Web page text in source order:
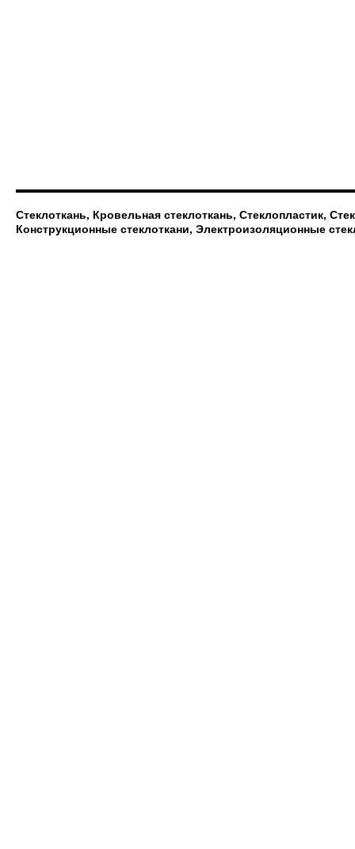
Стеклоткань, Кровельная стеклоткань, Стеклопластик,
Конструкционные стеклоткани, Электроизоляционные